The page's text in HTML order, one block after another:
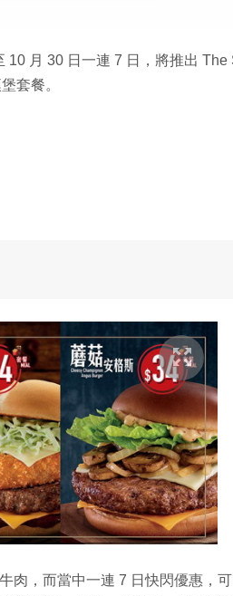
月 30 日一連 7 日，將推出 The
套餐。
肉，而當中一連 7 日快閃優惠，